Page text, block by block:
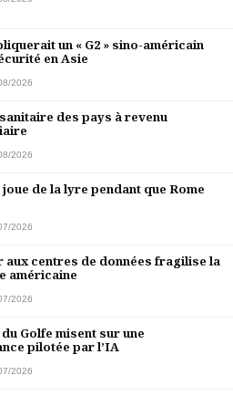
un « G2 » sino-américain
en Asie
2026
des pays à revenu
2026
de la lyre pendant que Rome
2026
aux centres de données fragilise la
américaine
2026
Golfe misent sur une
pilotée par l’IA
2026